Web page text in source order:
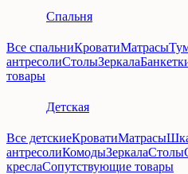
Спальня
Все спальниКроватиМатрасы
антресолиСтолыЗеркала
товары
Детская
Все детскиеКроватиМатрасы
антресолиКомодыЗеркалаСтолы
креслаСопутствующие товары